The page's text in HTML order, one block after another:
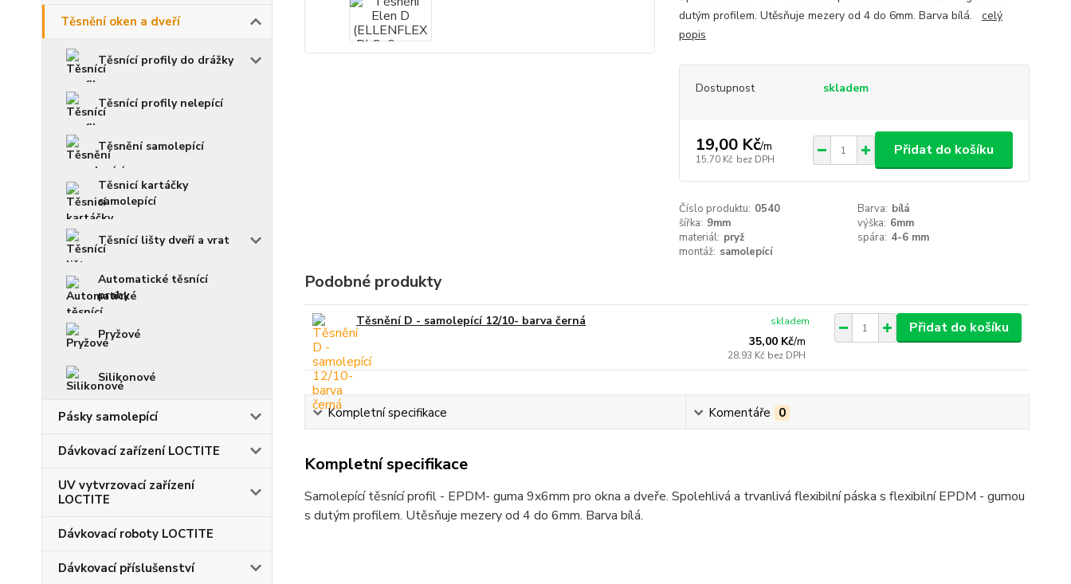
Těsnění oken a dveří
Těsnící profily do drážky
Těsnící profily nelepící
Těsnění samolepící
Těsnicí kartáčky
samolepící
Těsnící lišty dveří a vrat
Automatické těsnící
prahy
Pryžové
Silikonové
Pásky samolepící
Dávkovací zařízení LOCTITE
UV vytvrzovací zařízení
LOCTITE
Dávkovací roboty LOCTITE
Dávkovací příslušenství
dutým profilem. Utěsňuje mezery od 4 do 6mm. Barva bílá. celý
popis
Dostupnost skladem
19,00 Kč/m
15,70 Kč bez DPH
Přidat do košíku
Číslo produktu: 0540 Barva: bílá
šířka: 9mm výška: 6mm
materiál: pryž spára: 4-6 mm
montáž: samolepící
Podobné produkty
Těsnění D - samolepící 12/10- barva černá
35,00 Kč/m
28,93 Kč bez DPH
skladem Přidat do košíku
Kompletní specifikace Komentáře 0
Kompletní specifikace
Samolepící těsnící profil - EPDM- guma 9x6mm pro okna a dveře. Spolehlivá a trvanlivá flexibilní páska s flexibilní EPDM - gumou
s dutým profilem. Utěsňuje mezery od 4 do 6mm. Barva bílá.